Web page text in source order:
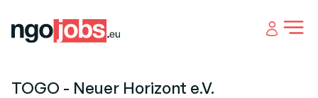
Open
TOGO - Neuer Horizont e.V.